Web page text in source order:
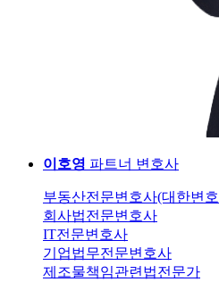
이호영 파트너 변호사
부동산전문변호사(대한변
회사법전문변호사
IT전문변호사
기업법무전문변호사
제조물책임관련법전문가